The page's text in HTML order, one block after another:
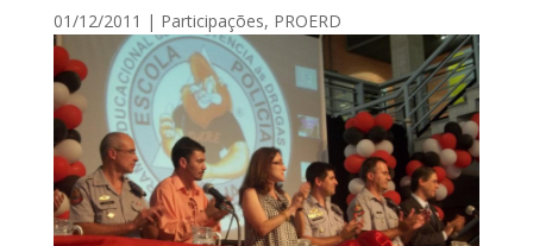
01/12/2011 | Participações, PROERD